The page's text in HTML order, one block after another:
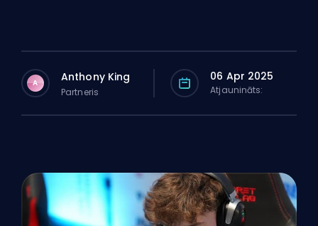
A Anthony King
Partneris
06 Apr 2025
Atjaunināts: